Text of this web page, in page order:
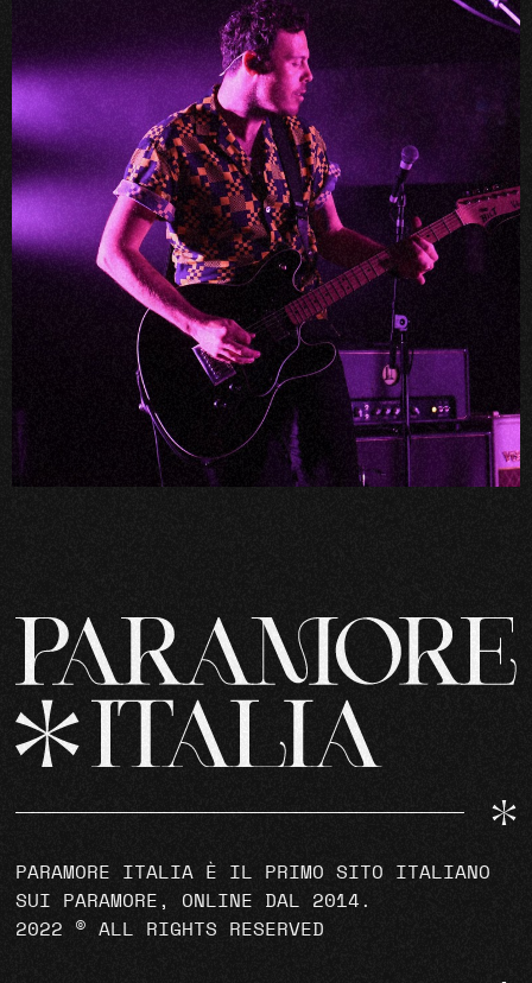
PARAMORE ITALIA È IL PRIMO SITO ITALIANO
SUI PARAMORE, ONLINE DAL 2014.
2022 © ALL RIGHTS RESERVED